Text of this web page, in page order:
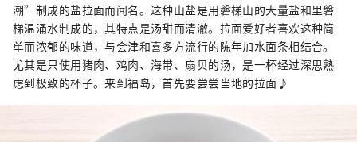
潮”制成的盐拉面而闻名。这种山盐是用磐梯山的大量盐和里磐
梯温涌水制成的，其特点是汤甜而清澈。拉面爱好者喜欢这种简
单而浓郁的味道，与会津和喜多方流行的陈年加水面条相结合。
尤其是只使用猪肉、鸡肉、海带、扇贝的汤，是一杯经过深思熟
虑到极致的杯子。来到福岛，首先要尝尝当地的拉面♪